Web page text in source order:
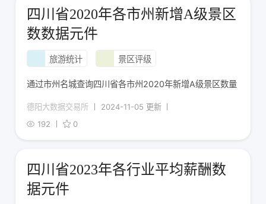
四川省2020年各市州新增A级景区
数数据元件
旅游统计 景区评级
通过市州名城查询四川省各市州2020年新增A级景区数量
德阳大数据交易所
2024-11-05 更新
192
0
四川省2023年各行业平均薪酬数
据元件